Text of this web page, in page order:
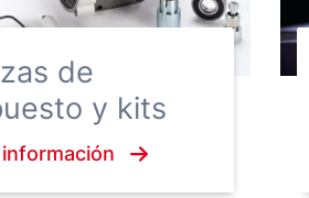
de
y kits